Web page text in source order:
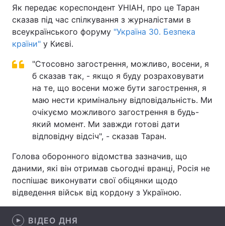
Спорт Наука
Техно і зв'язок Лайт
Здоров'я Туризм
Цікавинки Погода
Лонгріди
Відео з Youtube Статті
Інтерв'ю Думки
Архів
Як передає кореспондент УНІАН, про це Таран
сказав під час спілкування з журналістами в
всеукраїнського форуму "Україна 30. Безпека
країни" у Києві.
"Стосовно загострення, можливо, восени, я
б сказав так, - якщо я буду розраховувати
на те, що восени може бути загострення, я
маю нести кримінальну відповідальність. Ми
очікуємо можливого загострення в будь-
який момент. Ми завжди готові дати
відповідну відсіч", - сказав Таран.
Голова оборонного відомства зазначив, що
даними, які він отримав сьогодні вранці, Росія не
поспішає виконувати свої обіцянки щодо
відведення військ від кордону з Україною.
ВІДЕО ДНЯ